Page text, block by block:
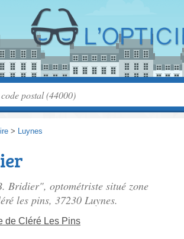
> Luynes
Bridier", optométriste situé zone
les pins, 37230 Luynes.
de Cléré Les Pins